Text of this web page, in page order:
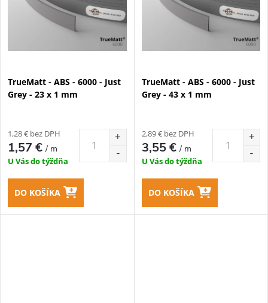
TrueMatt - ABS - 6000 - Just
Grey - 23 x 1 mm
1,28 € bez DPH
1,57 €/ m
U Vás do týždňa
DO KOŠÍKA
TrueMatt - ABS - 6000 - Just
Grey - 43 x 1 mm
2,89 € bez DPH
3,55 €/ m
U Vás do týždňa
DO KOŠÍKA